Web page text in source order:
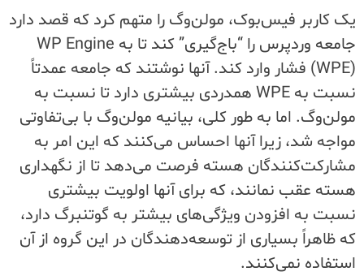
یک کاربر فیس‌بوک، مولن‌وگ را متهم کرد که قصد دارد
جامعه وردپرس را “باج‌گیری” کند تا به WP Engine
(WPE) فشار وارد کند. آنها نوشتند که جامعه عمدتاً
نسبت به WPE همدردی بیشتری دارد تا نسبت به
مولن‌وگ. اما به طور کلی، بیانیه مولن‌وگ با بی‌تفاوتی
مواجه شد، زیرا آنها احساس می‌کنند که این امر به
مشارکت‌کنندگان هسته فرصت می‌دهد تا از نگهداری
هسته عقب نمانند، که برای آنها اولویت بیشتری
نسبت به افزودن ویژگی‌های بیشتر به گوتنبرگ دارد،
که ظاهراً بسیاری از توسعه‌دهندگان در این گروه از آن
استفاده نمی‌کنند.